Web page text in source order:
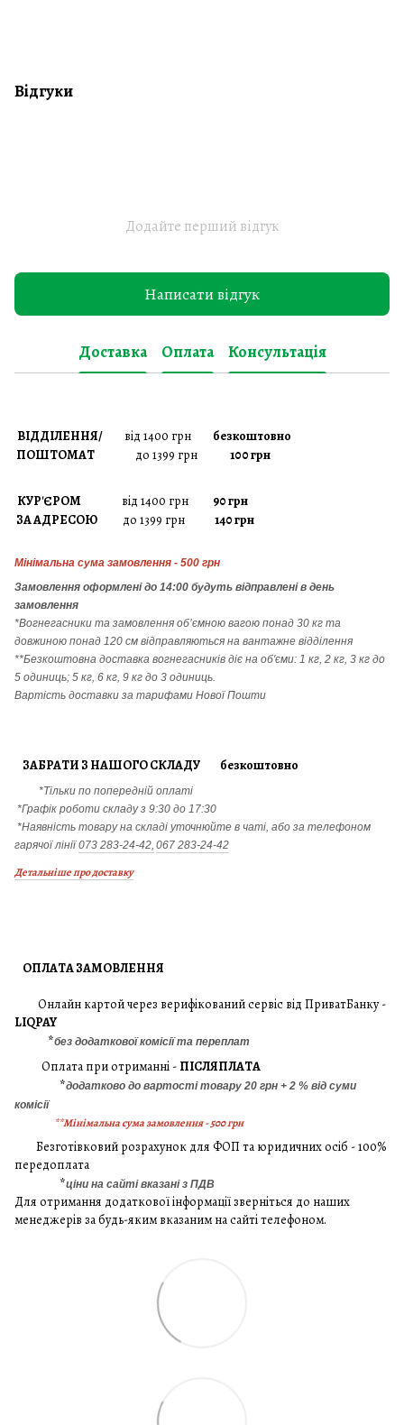
Відгуки
Додайте перший відгук
Написати відгук
Доставка Оплата Консультація
ВІДДІЛЕННЯ/ від 1400 грн безкоштовно
ПОШТОМАТ до 1399 грн 100 грн
КУР'ЄРОМ від 1400 грн 90 грн
ЗА АДРЕСОЮ до 1399 грн 140 грн
Мінімальна сума замовлення - 500 грн
Замовлення оформлені до 14:00 будуть відправлені в день
замовлення
*Вогнегасники та замовлення об’ємною вагою понад 30 кг та
довжиною понад 120 см відправляються на вантажне відділення
**Безкоштовна доставка вогнегасників діє на об'єми: 1 кг, 2 кг, 3 кг до
5 одиниць; 5 кг, 6 кг, 9 кг до 3 одиниць.
Вартість доставки за тарифами Нової Пошти
ЗАБРАТИ З НАШОГО СКЛАДУ безкоштовно
*Тільки по попередній оплаті
*Графік роботи складу з 9:30 до 17:30
*Наявність товару на складі уточнюйте в чаті, або за телефоном
гарячої лінії073 283-24-42, 067 283-24-42
Детальніше про доставку
ОПЛАТА ЗАМОВЛЕННЯ
Онлайн картой через верифікований сервіс від ПриватБанку -
LIQPAY
*без додаткової комісії та переплат
Оплата при отриманні - ПІСЛЯПЛАТА
*додатково до вартості товару 20 грн + 2 % від суми
комісії
**Мінімальна сума замовлення - 500 грн
Безготівковий розрахунок для ФОП та юридичних осіб - 100%
передоплата
*ціни на сайті вказані з ПДВ
Для отримання додаткової інформації зверніться до наших
менеджерів за будь-яким вказаним на сайті телефоном.